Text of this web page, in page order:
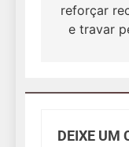
reforçar
e travar
DEIXE UM